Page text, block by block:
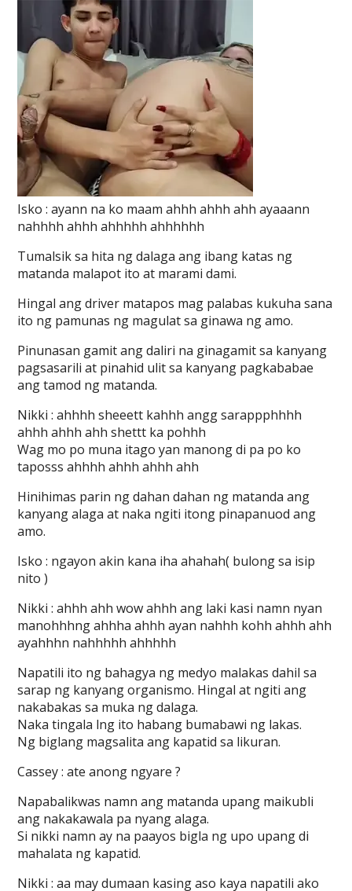
Isko : ayann na ko maam ahhh ahhh ahh ayaaann
nahhhh ahhh ahhhhh ahhhhhh
Tumalsik sa hita ng dalaga ang ibang katas ng
matanda malapot ito at marami dami.
Hingal ang driver matapos mag palabas kukuha sana
ito ng pamunas ng magulat sa ginawa ng amo.
Pinunasan gamit ang daliri na ginagamit sa kanyang
pagsasarili at pinahid ulit sa kanyang pagkababae
ang tamod ng matanda.
Nikki : ahhhh sheeett kahhh angg sarappphhhh
ahhh ahhh ahh shettt ka pohhh
Wag mo po muna itago yan manong di pa po ko
taposss ahhhh ahhh ahhh ahh
Hinihimas parin ng dahan dahan ng matanda ang
kanyang alaga at naka ngiti itong pinapanuod ang
amo.
Isko : ngayon akin kana iha ahahah( bulong sa isip
nito )
Nikki : ahhh ahh wow ahhh ang laki kasi namn nyan
manohhhng ahhha ahhh ayan nahhh kohh ahhh ahh
ayahhhn nahhhhh ahhhhh
Napatili ito ng bahagya ng medyo malakas dahil sa
sarap ng kanyang organismo. Hingal at ngiti ang
nakabakas sa muka ng dalaga.
Naka tingala lng ito habang bumabawi ng lakas.
Ng biglang magsalita ang kapatid sa likuran.
Cassey : ate anong ngyare ?
Napabalikwas namn ang matanda upang maikubli
ang nakakawala pa nyang alaga.
Si nikki namn ay na paayos bigla ng upo upang di
mahalata ng kapatid.
Nikki : aa may dumaan kasing aso kaya napatili ako